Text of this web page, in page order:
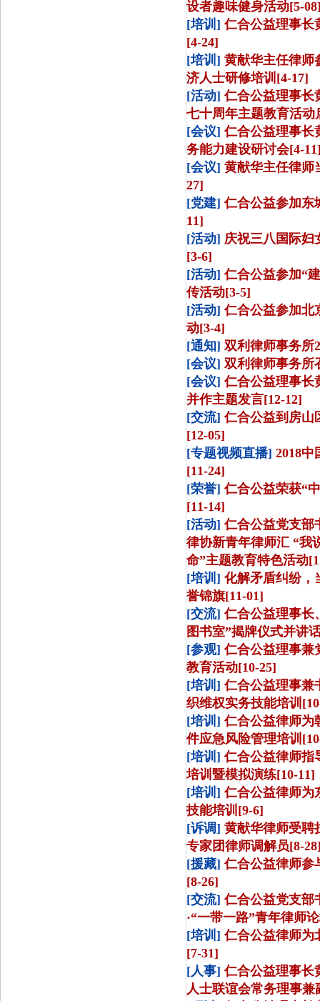
设者趣味健身活动[5-
[培训] 仁合公益理事长
[4-24]
[培训] 黄献华主任律师
济人士研修培训[4-17]
[活动] 仁合公益理事长
七十周年主题教育活动
[会议] 仁合公益理事长
务能力建设研讨会[4-
[会议] 黄献华主任律师
27]
[党建] 仁合公益参加东
11]
[活动] 庆祝三八国际妇
[3-6]
[活动] 仁合公益参加“
传活动[3-5]
[活动] 仁合公益参加北
动[3-4]
[通知] 双利律师事务所
[会议] 双利律师事务所
[会议] 仁合公益理事长
并作主题发言[12-12]
[交流] 仁合公益到房山
[12-05]
[专题视频直播] 2018中
[11-24]
[荣誉] 仁合公益荣获“
[11-14]
[活动] 仁合公益党支部
律协新青年律师汇 “我
命”主题教育特色活动
[培训] 化解矛盾纠纷，
誉锦旗[11-01]
[交流] 仁合公益理事长
图书室”揭牌仪式并讲
[参观] 仁合公益理事兼
教育活动[10-25]
[培训] 仁合公益理事兼
织维权实务技能培训
[培训] 仁合公益律师为
件应急风险管理培训
[培训] 仁合公益律师指
培训暨模拟演练[10-11]
[培训] 仁合公益律师为
技能培训[9-6]
[诉调] 黄献华律师受聘
专家团律师调解员[8-
[援藏] 仁合公益律师参
[8-26]
[交流] 仁合公益党支部
·“一带一路”青年律师
[培训] 仁合公益律师为
[7-31]
[人事] 仁合公益理事长
人士联谊会常务理事兼